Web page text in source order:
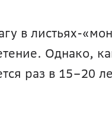
в листьях-
Однако,
раз в 15–20